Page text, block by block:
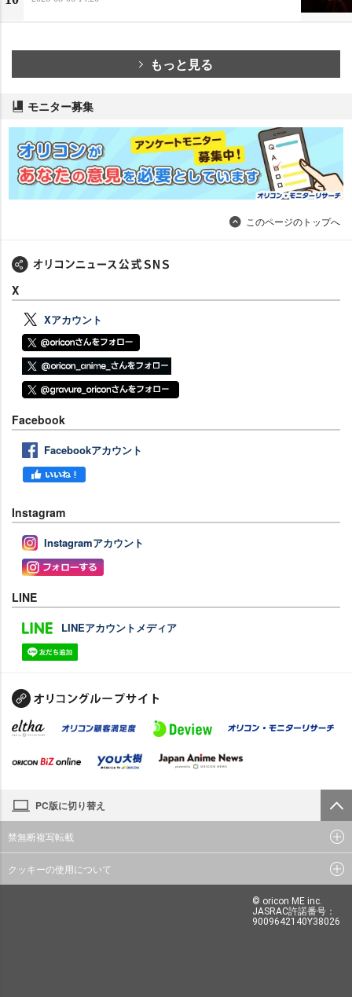
もっと見る
モニター募集
このページのトップへ
X
Xアカウント
Facebook
Facebookアカウント
Instagram
Instagramアカウント
LINE
LINEアカウントメディア
PC版に切り替え
禁無断複写転載
クッキーの使用について
© oricon ME inc.
JASRAC許諾番号：
9009642140Y38026